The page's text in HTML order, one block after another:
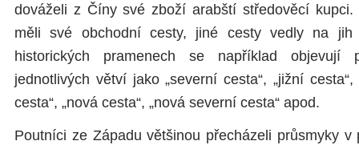
dováželi z Číny své zboží arabští středověcí kupci.
měli své obchodní cesty, jiné cesty vedly na
historických pramenech se například objevují
jednotlivých větví jako „severní cesta“, „jižní cesta“,
cesta“, „nová cesta“, „nová severní cesta“ apod.
Poutníci ze Západu většinou přecházeli průsmyky v